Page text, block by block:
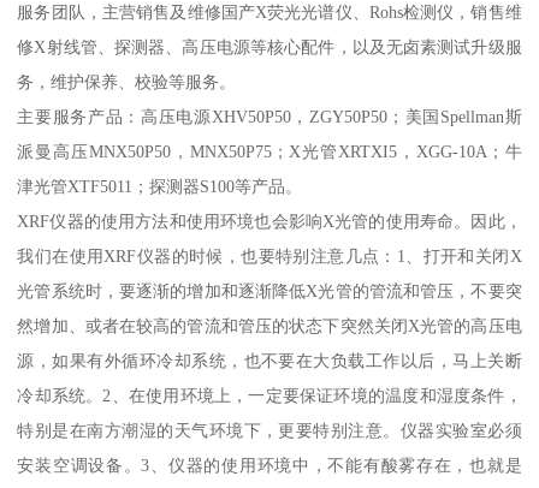
服务团队，主营销售及维修国产X荧光光谱仪、Rohs检测仪，销售维
修X射线管、探测器、高压电源等核心配件，以及无卤素测试升级服
务，维护保养、校验等服务。
主要服务产品：高压电源XHV50P50，ZGY50P50；美国Spellman斯
派曼高压MNX50P50，MNX50P75；X光管XRTXI5，XGG-10A；牛
津光管XTF5011；探测器S100等产品。
XRF仪器的使用方法和使用环境也会影响X光管的使用寿命。因此，
我们在使用XRF仪器的时候，也要特别注意几点：1、打开和关闭X
光管系统时，要逐渐的增加和逐渐降低X光管的管流和管压，不要突
然增加、或者在较高的管流和管压的状态下突然关闭X光管的高压电
源，如果有外循环冷却系统，也不要在大负载工作以后，马上关断
冷却系统。2、在使用环境上，一定要保证环境的温度和湿度条件，
特别是在南方潮湿的天气环境下，更要特别注意。仪器实验室必须
安装空调设备。3、仪器的使用环境中，不能有酸雾存在，也就是